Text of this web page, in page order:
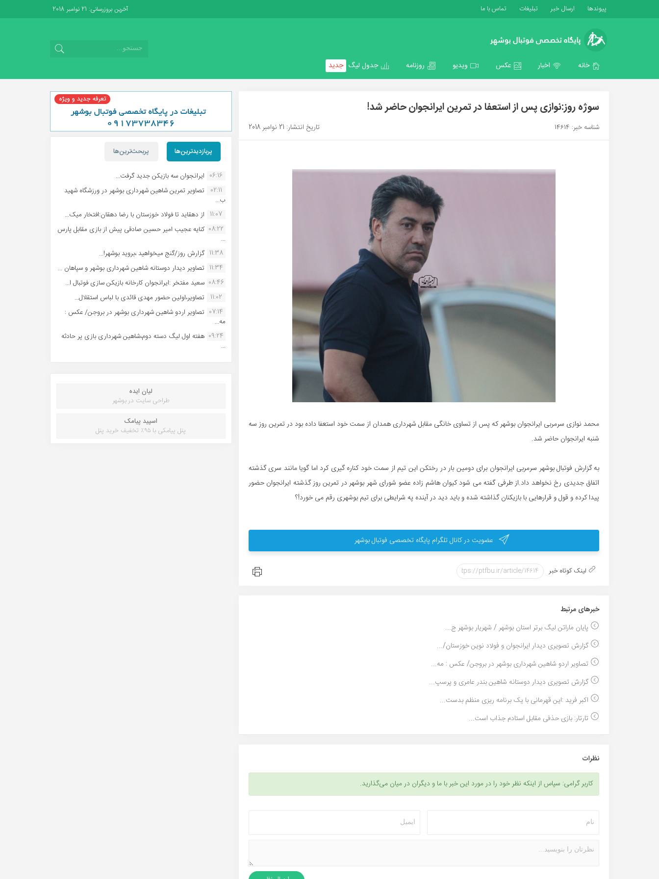
پیوندها ارسال خبر تبلیغات تماس با ما آخرین بروزرسانی: 21 نوامبر 2018
خانه اخبار عکس ویدیو روزنامه جدول لیگ جدید
سوژه روز:نوازی پس از استعفا در تمرین ایرانجوان حاضر شد!
شناسه خبر: 14614 تاریخ انتشار: 21 نوامبر 2018
محمد نوازی سرمربی ایرانجوان بوشهر که پس از تساوی خانگی مقابل شهرداری همدان از سمت خود استعفا داده بود در تمرین روز سه
شنبه ایرانجوان حاضر شد.
به گزارش فوتبال بوشهر سرمربی ایرانجوان برای دومین بار در رختکن این تیم از سمت خود کناره گیری کرد اما گویا مانند سری گذشته
اتفاق جدیدی رخ نخواهد داد.از طرفی گفته می شود کیوان هاشم زاده عضو شورای شهر بوشهر در تمرین روز گذشته ایرانجوان حضور
پیدا کرده و قول و قرارهایی با بازیکنان گذاشته شده و باید دید در آینده په شرایطی برای تیم بوشهری رقم می خورد!؟
عضویت در کانال تلگرام پایگاه تخصصی فوتبال بوشهر
لینک کوتاه خبر
خبر‌های مرتبط
پایان ماراتن لیگ برتر استان بوشهر / شهریار بوشهر ج...
گزارش تصویری دیدار ایرانجوان و فولاد نوین خوزستان/...
تصاویر اردو شاهین شهرداری بوشهر در بروجن/ عکس : مه...
گزارش تصویری دیدار دوستانه شاهین بندر عامری و پرسپ...
اکبر فرید :این قهرمانی با یک برنامه ریزی منظم بدست...
تارتار: بازی حذفی مقابل استادم جذاب است...
نظرات
کاربر گرامی: سپاس از اینکه نظر خود را در مورد این خبر با ما و دیگران در میان می‌گذارید.
پربازدیدترین‌ها پربحث‌ترین‌ها
06:16 ایرانجوان سه بازیکن جدید گرفت...
02:11
تصاویر تمرین شاهین شهردارى بوشهر در ورزشگاه شهید
ب...
11:07 از دهقاید تا فولاد خوزستان با رضا دهقان:افتخار میک...
08:22 کنایه عجیب امیر حسین صادقی پیش از بازی مقابل پارس
...
11:38 گزارش روز/گنج میخواهید ،بروید بوشهر!...
11:34 تصاویر دیدار دوستانه شاهین شهردارى بوشهر و سپاهان ...
08:46 سعید مفتخر :ایرانجوان کارخانه بازیکن سازی فوتبال ا...
11:02
تصاویر،اولین حضور مهدی قائدی با لباس استقلال...
07:14 تصاویر اردو شاهین شهرداری بوشهر در بروجن/ عکس :
مه...
09:24 هفته اول لیگ دسته دوم،شاهین شهرداری بازی پر حادثه
...
لیان ایده
طراحی سایت در بوشهر
اسپید پیامک
پنل پیامکی با ۹۵٪ تخفیف خرید پنل